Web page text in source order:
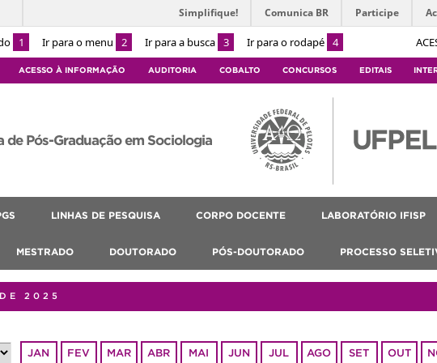
1 Ir para o menu 2 Ir para a busca 3 Ir para o rodapé 4
Simplifique! Comunica BR Participe
ACESSO À INFORMAÇÃO AUDITORIA COBALTO CONCURSOS EDITAIS
de Pós-Graduação em Sociologia
LINHAS DE PESQUISA CORPO DOCENTE LABORATÓRIO IFISP
MESTRADO DOUTORADO PÓS-DOUTORADO PROCESSO
2025
JAN FEV MAR ABR MAI JUN JUL AGO SET OUT